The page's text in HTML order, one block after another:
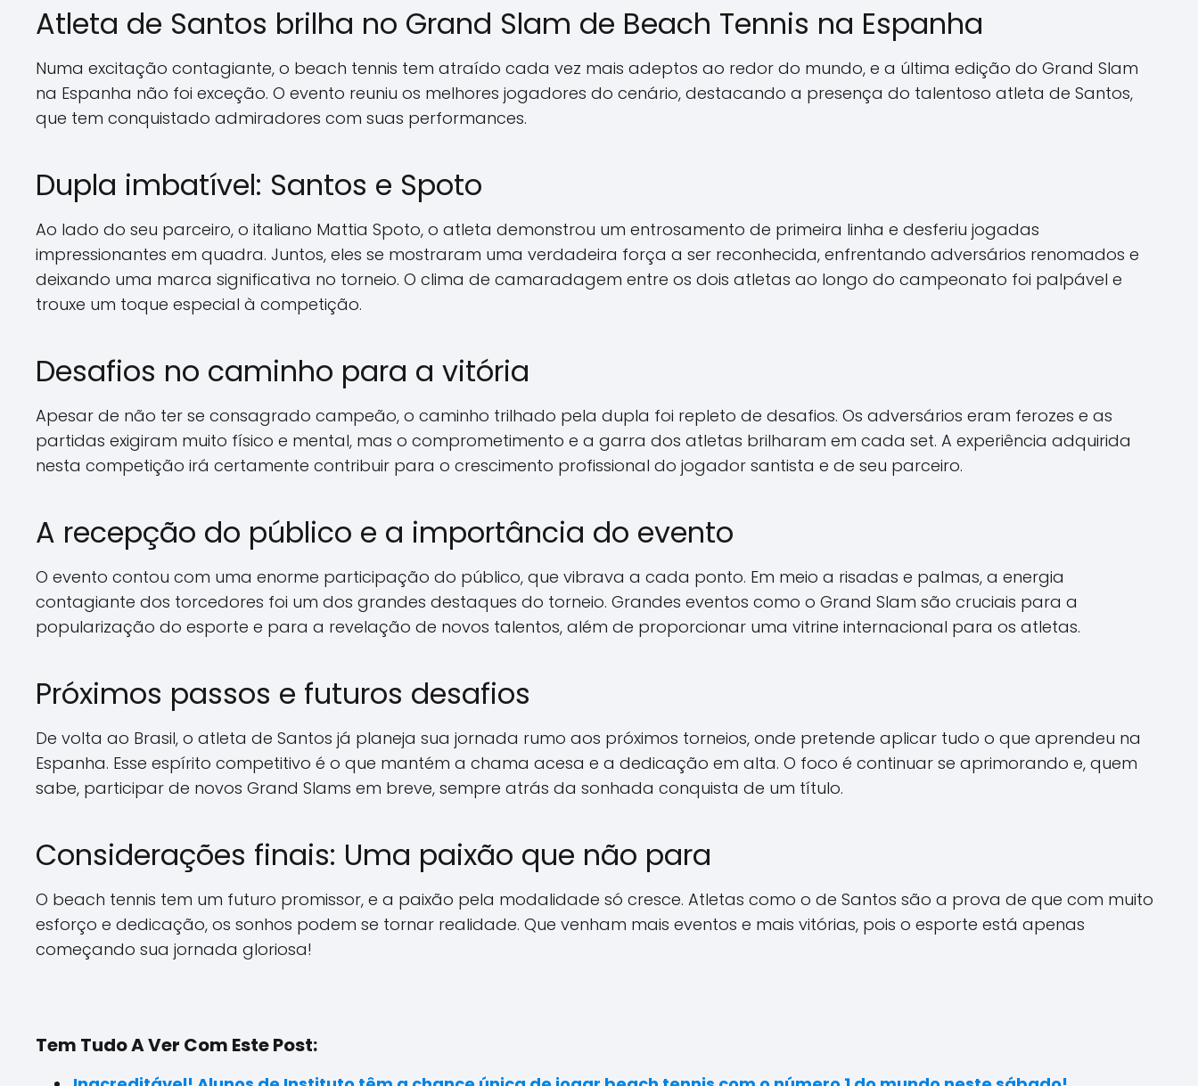
Atleta de Santos brilha no Grand Slam de Beach Tennis na Espanha
Numa excitação contagiante, o beach tennis tem atraído cada vez mais adeptos ao redor do mundo, e a última edição do Grand Slam
na Espanha não foi exceção. O evento reuniu os melhores jogadores do cenário, destacando a presença do talentoso atleta de Santos,
que tem conquistado admiradores com suas performances.
Dupla imbatível: Santos e Spoto
Ao lado do seu parceiro, o italiano Mattia Spoto, o atleta demonstrou um entrosamento de primeira linha e desferiu jogadas
impressionantes em quadra. Juntos, eles se mostraram uma verdadeira força a ser reconhecida, enfrentando adversários renomados e
deixando uma marca significativa no torneio. O clima de camaradagem entre os dois atletas ao longo do campeonato foi palpável e
trouxe um toque especial à competição.
Desafios no caminho para a vitória
Apesar de não ter se consagrado campeão, o caminho trilhado pela dupla foi repleto de desafios. Os adversários eram ferozes e as
partidas exigiram muito físico e mental, mas o comprometimento e a garra dos atletas brilharam em cada set. A experiência adquirida
nesta competição irá certamente contribuir para o crescimento profissional do jogador santista e de seu parceiro.
A recepção do público e a importância do evento
O evento contou com uma enorme participação do público, que vibrava a cada ponto. Em meio a risadas e palmas, a energia
contagiante dos torcedores foi um dos grandes destaques do torneio. Grandes eventos como o Grand Slam são cruciais para a
popularização do esporte e para a revelação de novos talentos, além de proporcionar uma vitrine internacional para os atletas.
Próximos passos e futuros desafios
De volta ao Brasil, o atleta de Santos já planeja sua jornada rumo aos próximos torneios, onde pretende aplicar tudo o que aprendeu na
Espanha. Esse espírito competitivo é o que mantém a chama acesa e a dedicação em alta. O foco é continuar se aprimorando e, quem
sabe, participar de novos Grand Slams em breve, sempre atrás da sonhada conquista de um título.
Considerações finais: Uma paixão que não para
O beach tennis tem um futuro promissor, e a paixão pela modalidade só cresce. Atletas como o de Santos são a prova de que com muito
esforço e dedicação, os sonhos podem se tornar realidade. Que venham mais eventos e mais vitórias, pois o esporte está apenas
começando sua jornada gloriosa!
Tem Tudo A Ver Com Este Post: